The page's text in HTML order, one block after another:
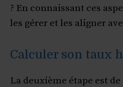
? En connaissant ces
les gérer et les aligner
Calculer son taux
La deuxième étape est